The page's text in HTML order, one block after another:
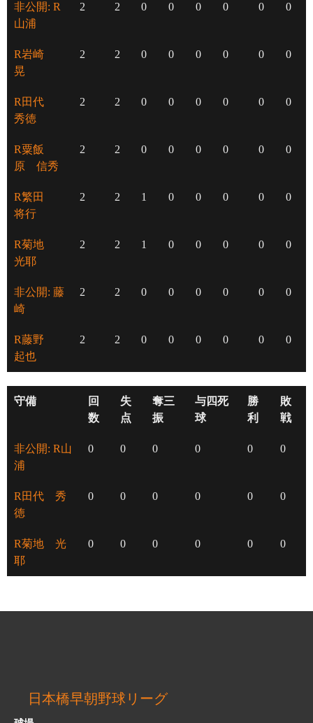
非公開: R
山浦
2 2 0 0 0 0 0 0
R岩崎
晃
2 2 0 0 0 0 0 0
R田代
秀徳
2 2 0 0 0 0 0 0
R粟飯
原 信秀
2 2 0 0 0 0 0 0
R繁田
将行
2 2 1 0 0 0 0 0
R菊地
光耶
2 2 1 0 0 0 0 0
非公開: 藤
崎
2 2 0 0 0 0 0 0
R藤野
起也
2 2 0 0 0 0 0 0
守備
回
数
失
点
奪三
振
与四死
球
勝
利
敗
戦
非公開: R山
浦
0 0 0 0 0 0
R田代 秀
徳
0 0 0 0 0 0
R菊地 光
耶
0 0 0 0 0 0
日本橋早朝野球リーグ